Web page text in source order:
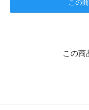
この
この商